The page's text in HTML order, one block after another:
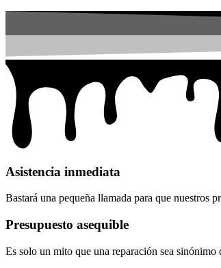
Asistencia inmediata
Bastará una pequeña llamada para que nuestros
Presupuesto asequible
Es solo un mito que una reparación sea